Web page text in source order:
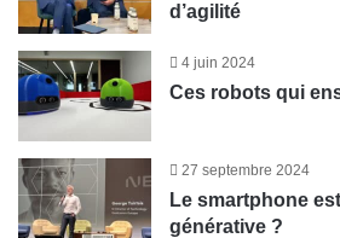
d’agilité
4 juin 2024
Ces robots qui
27 septembre 2024
Le smartphone
générative ?